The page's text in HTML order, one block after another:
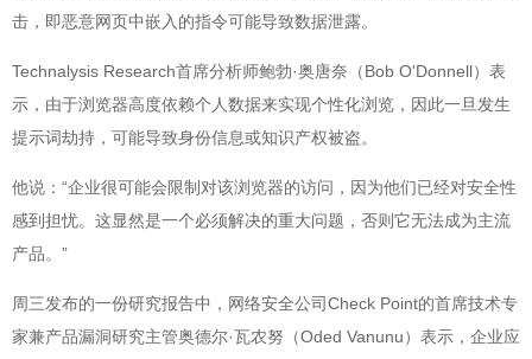
击，即恶意网页中嵌入的指令可能导致数据泄露。
Technalysis Research首席分析师鲍勃·奥唐奈（Bob O'Donnell）表
示，由于浏览器高度依赖个人数据来实现个性化浏览，因此一旦发生
提示词劫持，可能导致身份信息或知识产权被盗。
他说：“企业很可能会限制对该浏览器的访问，因为他们已经对安全性
感到担忧。这显然是一个必须解决的重大问题，否则它无法成为主流
产品。”
周三发布的一份研究报告中，网络安全公司Check Point的首席技术专
家兼产品漏洞研究主管奥德尔·瓦农努（Oded Vanunu）表示，企业应